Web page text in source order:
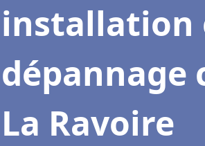
installation
dépannage
La Ravoire